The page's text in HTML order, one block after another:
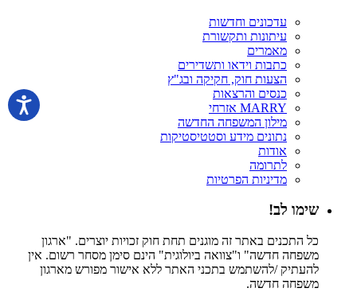
עדכונים וחדשות
עיתונות ותקשורת
מאמרים
כתבות וידאו ותשדירים
הצעות חוק, חקיקה ובג"ץ
כנסים והרצאות
MARRY אזרחי
מילון המשפחה החדשה
נתונים מידע וסטטיסטיקות
אודות
לתרומה
מדיניות הפרטיות
שימו לב!
כל התכנים באתר זה מוגנים תחת חוק זכויות יוצרים. "ארגון
משפחה חדשה" ו"צוואה ביולוגית" הינם סימן מסחר רשום. אין
להעתיק /להשתמש בתכני האתר ללא אישור מפורש מארגון
משפחה חדשה.